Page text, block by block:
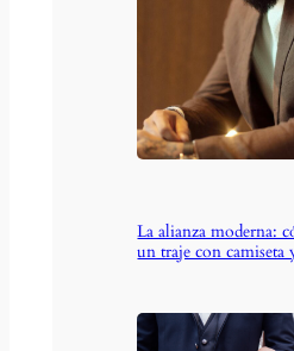
La alianza moderna:
un traje con camiseta